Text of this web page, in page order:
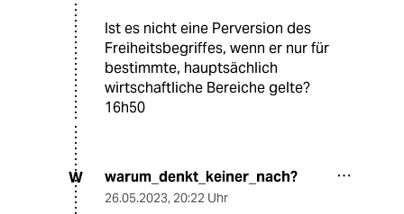
Ist es nicht eine Perversion des
Freiheitsbegriffes, wenn er nur für
bestimmte, hauptsächlich
wirtschaftliche Bereiche gelte?
16h50
W warum_denkt_keiner_nach?
26.05.2023, 20:22 Uhr